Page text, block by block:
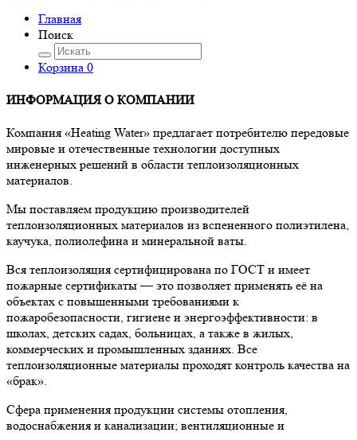
Главная
Поиск
Корзина 0
ИНФОРМАЦИЯ О КОМПАНИИ
Компания «Heating Water» предлагает потребителю передовые
мировые и отечественные технологии доступных
инженерных решений в области теплоизоляционных
материалов.
Мы поставляем продукцию производителей
теплоизоляционных материалов из вспененного полиэтилена,
каучука, полиолефина и минеральной ваты.
Вся теплоизоляция сертифицирована по ГОСТ и имеет
пожарные сертификаты — это позволяет применять её на
объектах с повышенными требованиями к
пожаробезопасности, гигиене и энергоэффективности: в
школах, детских садах, больницах, а также в жилых,
коммерческих и промышленных зданиях. Все
теплоизоляционные материалы проходят контроль качества на
«брак».
Сфера применения продукции системы отопления,
водоснабжения и канализации; вентиляционные и